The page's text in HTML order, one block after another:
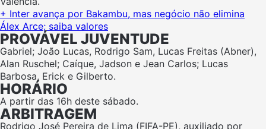
+ Inter avança por Bakambu, mas negócio não elimina
Álex Arce; saiba valores
PROVÁVEL JUVENTUDE
Gabriel; João Lucas, Rodrigo Sam, Lucas Freitas (Abner),
Alan Ruschel; Caíque, Jadson e Jean Carlos; Lucas
Barbosa, Erick e Gilberto.
HORÁRIO
A partir das 16h deste sábado.
ARBITRAGEM
Rodrigo José Pereira de Lima (FIFA-PE), auxiliado por